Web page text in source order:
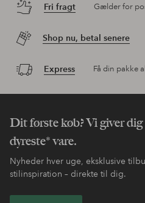
Fri fragt Gælder for
Shop nu, betal senere
Express Få din pakke
Dit første køb? Vi giver dig
dyreste* vare.
Nyheder hver uge, eksklusive
stilinspiration – direkte til dig.